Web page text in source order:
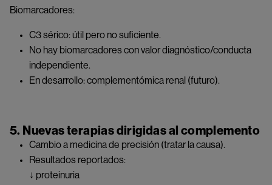
Biomarcadores:
C3 sérico: útil pero no suficiente.
No hay biomarcadores con valor diagnóstico/conducta
independiente.
En desarrollo: complementómica renal (futuro).
5. Nuevas terapias dirigidas al complemento
Cambio a medicina de precisión (tratar la causa).
Resultados reportados:
↓ proteinuria